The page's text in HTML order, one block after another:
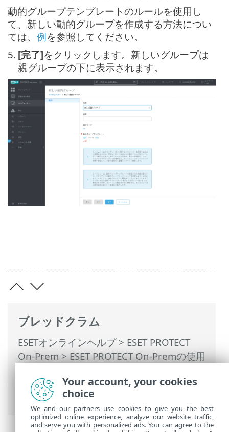
ブレッドクラム
ESETオンラインヘルプ> ESET PROTECT
On-Prem>ESET PROTECT On-Premの使用
コンピューター>グループ>動的グルー
> 新しい動的グループの作成
動的グループテンプレートのルールを使用し
て、新しい動的グループを作成する方法につい
ては、 例を参照してください。
5. [完了]をクリックします。新しいグループは
親グループの下に表示されます。
Your account, your cookies
choice
We and our partners use cookies to give you the best
optimized online experience, analyze our website traffic,
and serve you with personalized ads. You can agree to the